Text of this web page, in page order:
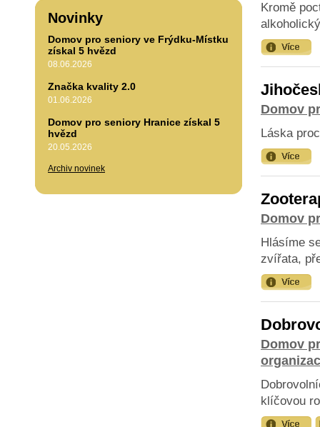
Novinky
Domov pro seniory ve Frýdku-Místku
získal 5 hvězd
08.06.2026
Značka kvality 2.0
01.06.2026
Domov pro seniory Hranice získal 5
hvězd
20.05.2026
Archiv novinek
Kromě
Domov
Láska
Domov
Hlásíme
zvířata,
Domov
klíčovou